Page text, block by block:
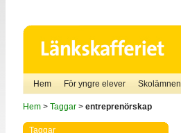
Hem För yngre elever Skolämnen
Hem> Taggar> entreprenörskap
Taggar